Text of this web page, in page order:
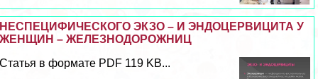
НЕСПЕЦИФИЧЕСКОГО ЭКЗО – И ЭНДОЦЕРВИЦИТА У
ЖЕНЩИН – ЖЕЛЕЗНОДОРОЖНИЦ
Статья в формате PDF 119 KB...